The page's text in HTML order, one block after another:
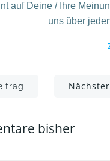
auf Deine / Ihre
uns über
Post
bisher